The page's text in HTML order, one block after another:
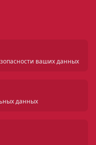
ваших данных
данных